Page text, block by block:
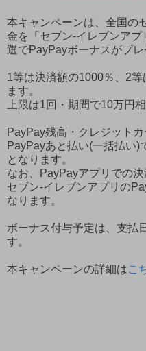
本キャンペーンは、全国の
金を「セブン‐イレブンア
選でPayPayボーナスがプレ
1等は決済額の1000％、2
ます。
上限は1回・期間で10万円
PayPay残高・クレジット
PayPayあと払い(一括払い)
となります。
なお、PayPayアプリでの
セブン-イレブンアプリの
なります。
ボーナス付与予定は、支払
す。
本キャンペーンの詳細はこ